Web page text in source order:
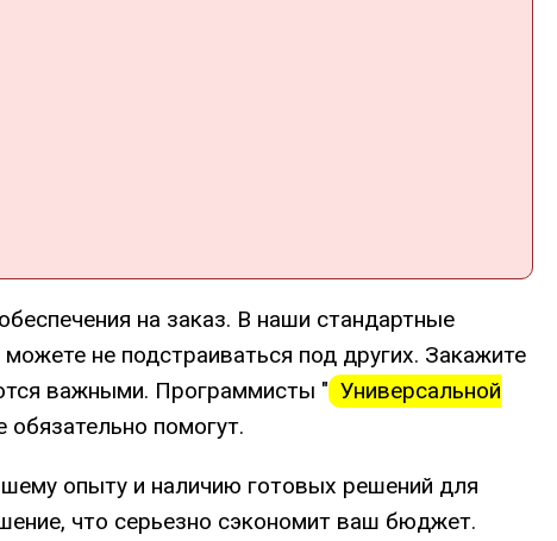
на заказ. В наши стандартные
не подстраиваться под других. Закажите
важными. Программисты " Универсальной
помогут.
опыту и наличию готовых решений для
что серьезно сэкономит ваш бюджет.